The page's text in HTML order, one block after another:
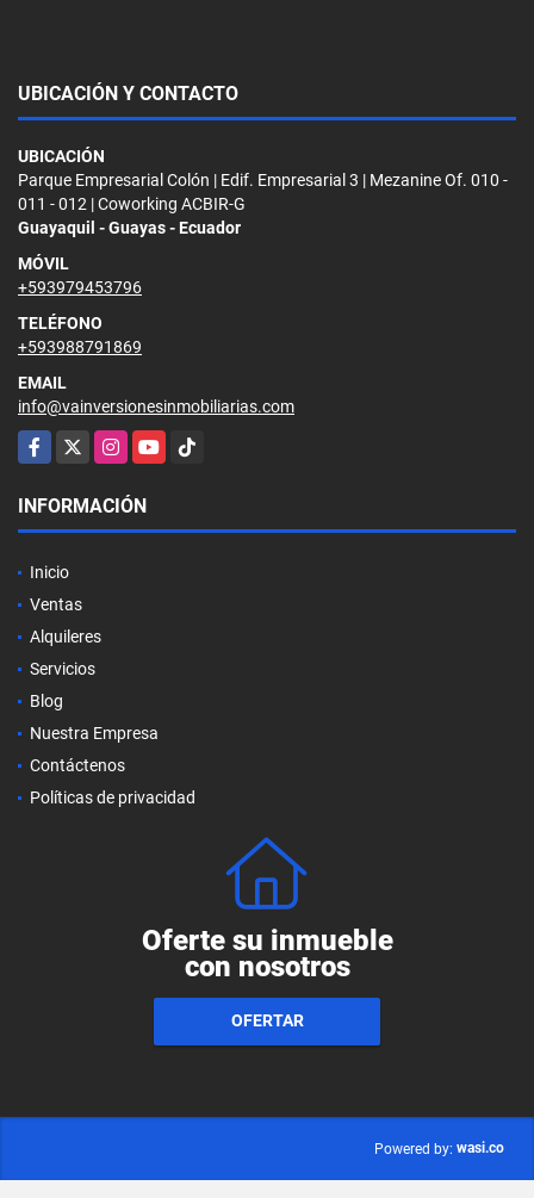
UBICACIÓN Y CONTACTO
UBICACIÓN
Parque Empresarial Colón | Edif. Empresarial 3 | Mezanine Of. 010 -
011 - 012 | Coworking ACBIR-G
Guayaquil - Guayas - Ecuador
MÓVIL
+593979453796
TELÉFONO
+593988791869
EMAIL
info@vainversionesinmobiliarias.com
Facebook
X InstagramYouTubeTikTok
INFORMACIÓN
Inicio
Ventas
Alquileres
Servicios
Blog
Nuestra Empresa
Contáctenos
Políticas de privacidad
Oferte su inmueble
con nosotros
OFERTAR
Powered by: wasi.co